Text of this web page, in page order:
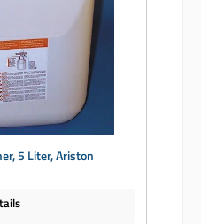
5 Liter, Ariston